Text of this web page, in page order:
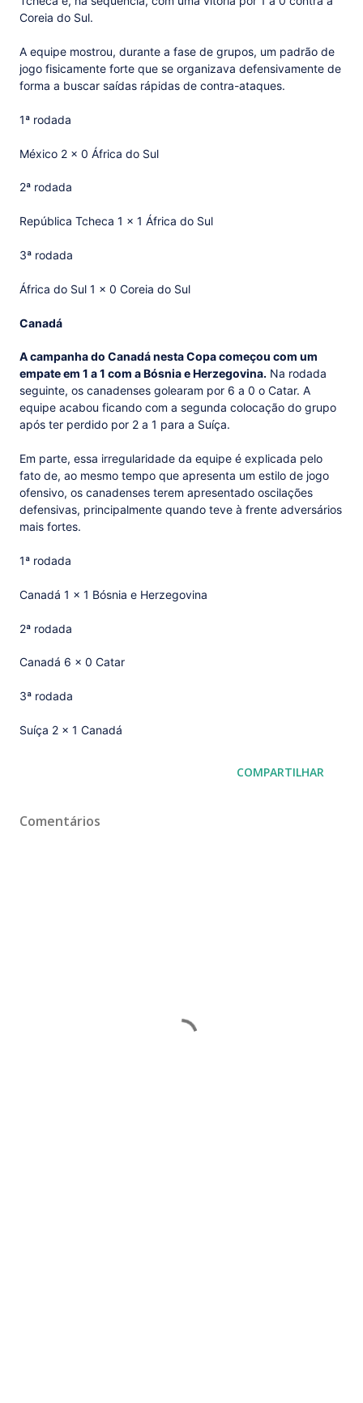
Coreia do Sul.
A equipe mostrou, durante a fase de grupos, um padrão de
jogo fisicamente forte que se organizava defensivamente de
forma a buscar saídas rápidas de contra-ataques.
1ª rodada
México 2 x 0 África do Sul
2ª rodada
República Tcheca 1 x 1 África do Sul
3ª rodada
África do Sul 1 x 0 Coreia do Sul
Canadá
A campanha do Canadá nesta Copa começou com um
empate em 1 a 1 com a Bósnia e Herzegovina. Na rodada
seguinte, os canadenses golearam por 6 a 0 o Catar. A
equipe acabou ficando com a segunda colocação do grupo
após ter perdido por 2 a 1 para a Suíça.
Em parte, essa irregularidade da equipe é explicada pelo
fato de, ao mesmo tempo que apresenta um estilo de jogo
ofensivo, os canadenses terem apresentado oscilações
defensivas, principalmente quando teve à frente adversários
mais fortes.
1ª rodada
Canadá 1 x 1 Bósnia e Herzegovina
2ª rodada
Canadá 6 x 0 Catar
3ª rodada
Suíça 2 x 1 Canadá
COMPARTILHAR
Comentários